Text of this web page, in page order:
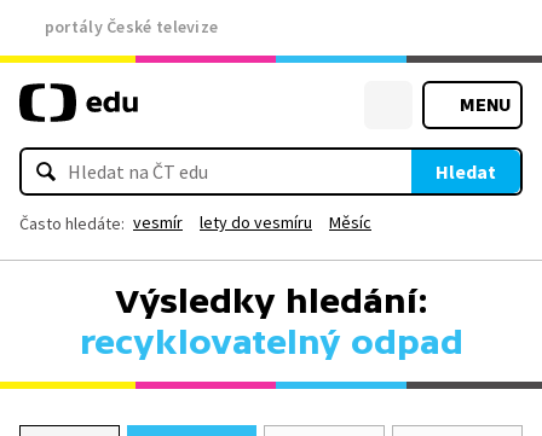
portály České televize
MENU
Hledat
Často hledáte: vesmír lety do vesmíru Měsíc
Výsledky hledání:
recyklovatelný odpad